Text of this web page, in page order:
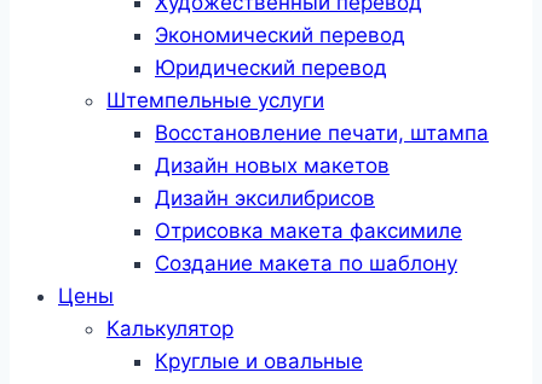
Экономический перевод
Юридический перевод
Штемпельные услуги
Восстановление печати, штампа
Дизайн новых макетов
Дизайн эксилибрисов
Отрисовка макета факсимиле
Создание макета по шаблону
Цены
Калькулятор
Круглые и овальные